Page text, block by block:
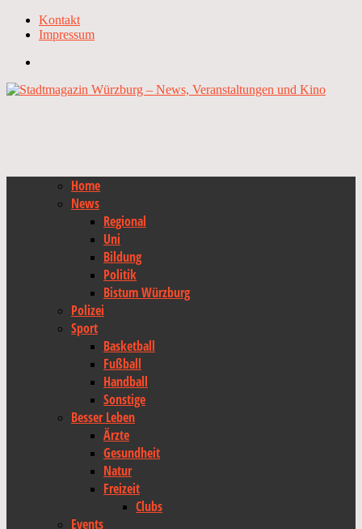
Kontakt
Impressum
Home
News
Regional
Uni
Bildung
Politik
Bistum Würzburg
Polizei
Sport
Basketball
Fußball
Handball
Sonstige
Besser Leben
Ärzte
Gesundheit
Natur
Freizeit
Clubs
Events